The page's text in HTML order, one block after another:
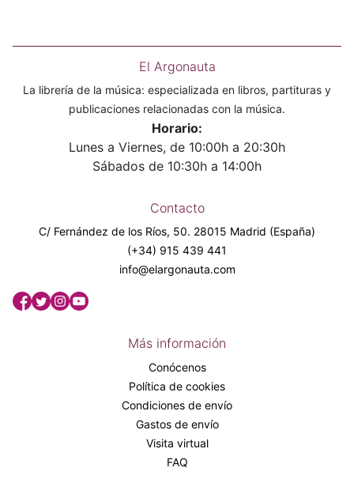
El Argonauta
La librería de la música: especializada en libros, partituras y
publicaciones relacionadas con la música.
Horario:
Lunes a Viernes, de 10:00h a 20:30h
Sábados de 10:30h a 14:00h
Contacto
C/ Fernández de los Ríos, 50. 28015 Madrid (España)
(+34) 915 439 441
info@elargonauta.com
Más información
Conócenos
Política de cookies
Condiciones de envío
Gastos de envío
Visita virtual
FAQ